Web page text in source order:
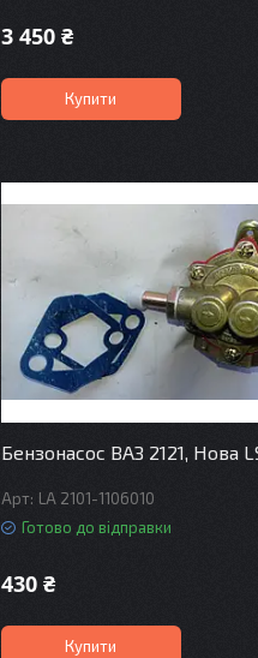
3 450 ₴
Купити
Бензонасос ВАЗ 2121, Нова
LA 2101-1106010
Готово до відправки
430 ₴
Купити